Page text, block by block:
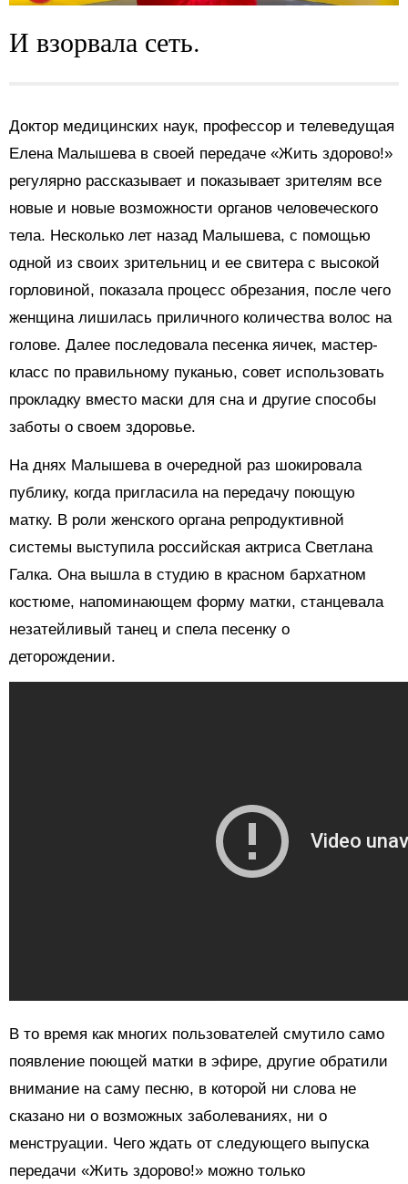
И взорвала сеть.
Доктор медицинских наук, профессор и телеведущая
Елена Малышева в своей передаче «Жить здорово!»
регулярно рассказывает и показывает зрителям все
новые и новые возможности органов человеческого
тела. Несколько лет назад Малышева, с помощью
одной из своих зрительниц и ее свитера с высокой
горловиной, показала процесс обрезания, после чего
женщина лишилась приличного количества волос на
голове. Далее последовала песенка яичек, мастер-
класс по правильному пуканью, совет использовать
прокладку вместо маски для сна и другие способы
заботы о своем здоровье.
На днях Малышева в очередной раз шокировала
публику, когда пригласила на передачу поющую
матку. В роли женского органа репродуктивной
системы выступила российская актриса Светлана
Галка. Она вышла в студию в красном бархатном
костюме, напоминающем форму матки, станцевала
незатейливый танец и спела песенку о
деторождении.
В то время как многих пользователей смутило само
появление поющей матки в эфире, другие обратили
внимание на саму песню, в которой ни слова не
сказано ни о возможных заболеваниях, ни о
менструации. Чего ждать от следующего выпуска
передачи «Жить здорово!» можно только